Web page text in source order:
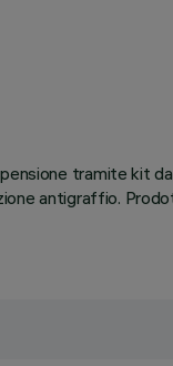
tramite kit
antigraffio.